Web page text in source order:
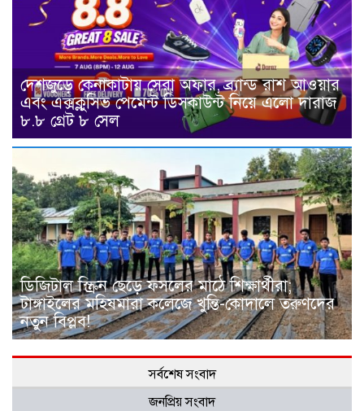
দেশজুড়ে কেনাকাটায় সেরা অফার, ব্র্যান্ড রাশ আওয়ার
এবং এক্সক্লুসিভ পেমেন্ট ডিসকাউন্ট নিয়ে এলো দারাজ
৮.৮ গ্রেট ৮ সেল
ডিজিটাল স্ক্রিন ছেড়ে ফসলের মাঠে শিক্ষার্থীরা;
টাঙ্গাইলের মহিষমারা কলেজে খুন্তি-কোদালে তরুণদের
নতুন বিপ্লব!
সর্বশেষ সংবাদ
জনপ্রিয় সংবাদ